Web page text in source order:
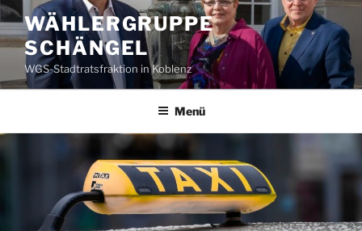
Zum
Inhalt
springen
WÄHLERGRUPPE
SCHÄNGEL
WGS-Stadtratsfraktion in Koblenz
Menü